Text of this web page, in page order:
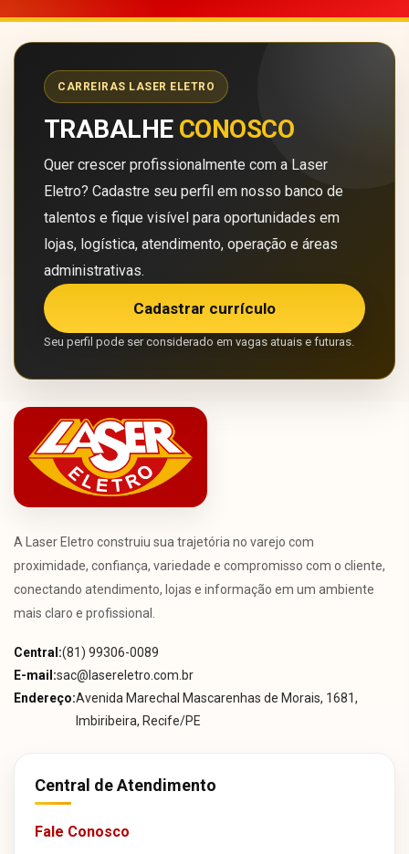
CARREIRAS LASER ELETRO
TRABALHE CONOSCO
Quer crescer profissionalmente com a Laser
Eletro? Cadastre seu perfil em nosso banco de
talentos e fique visível para oportunidades em
lojas, logística, atendimento, operação e áreas
administrativas.
Cadastrar currículo
Seu perfil pode ser considerado em vagas atuais e futuras.
A Laser Eletro construiu sua trajetória no varejo com
proximidade, confiança, variedade e compromisso com o cliente,
conectando atendimento, lojas e informação em um ambiente
mais claro e profissional.
Central:(81) 99306-0089
E-mail:sac@lasereletro.com.br
Endereço:Avenida Marechal Mascarenhas de Morais, 1681,
Imbiribeira, Recife/PE
Central de Atendimento
Fale Conosco